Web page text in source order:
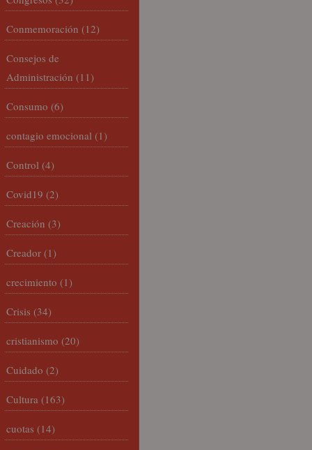
Conmemoración (12)
Consejos de
Administración (11)
Consumo (6)
contagio emocional (1)
Control (4)
Covid19 (2)
Creación (3)
Creador (1)
crecimiento (1)
Crisis (34)
cristianismo (20)
Cuidado (2)
Cultura (163)
cuotas (14)